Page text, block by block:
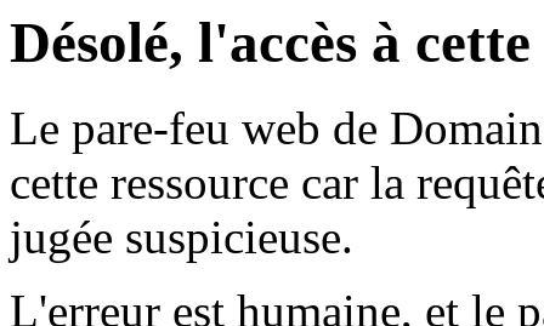
Désolé, l'accès à
Le pare-feu web de
cette ressource car la
jugée suspicieuse.
L'erreur est humaine, et le